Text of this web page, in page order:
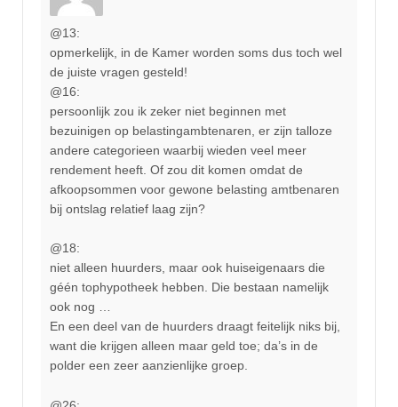
@13:
opmerkelijk, in de Kamer worden soms dus toch wel
de juiste vragen gesteld!
@16:
persoonlijk zou ik zeker niet beginnen met
bezuinigen op belastingambtenaren, er zijn talloze
andere categorieen waarbij wieden veel meer
rendement heeft. Of zou dit komen omdat de
afkoopsommen voor gewone belasting amtbenaren
bij ontslag relatief laag zijn?
@18:
niet alleen huurders, maar ook huiseigenaars die
géén tophypotheek hebben. Die bestaan namelijk
ook nog …
En een deel van de huurders draagt feitelijk niks bij,
want die krijgen alleen maar geld toe; da’s in de
polder een zeer aanzienlijke groep.